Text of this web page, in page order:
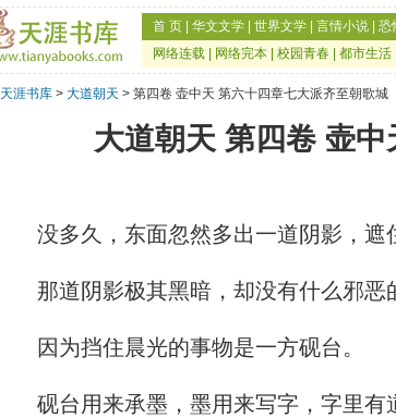
首 页 华文文学 世界文学 言情小说 恐
网络连载
网络完本 校园青春 都市生活
天涯书库 > 大道朝天 > 第四卷 壶中天 第六十四章七大派齐至朝歌城
大道朝天 第四卷 壶
没多久，东面忽然多出一道阴影，遮
那道阴影极其黑暗，却没有什么邪恶
因为挡住晨光的事物是一方砚台。
砚台用来承墨，墨用来写字，字里有